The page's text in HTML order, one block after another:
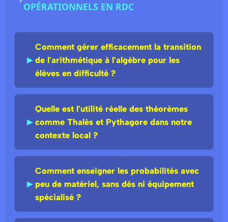
OPÉRATIONNELS EN RDC
►
Comment gérer efficacement la transition
de l'arithmétique à l'algèbre pour les
élèves en difficulté ?
►
Quelle est l'utilité réelle des théorèmes
comme Thalès et Pythagore dans notre
contexte local ?
►
Comment enseigner les probabilités avec
peu de matériel, sans dés ni équipement
spécialisé ?